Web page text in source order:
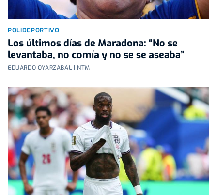
POLIDEPORTIVO
Los últimos días de Maradona: “No se
levantaba, no comía y no se se aseaba”
EDUARDO OYARZABAL | NTM